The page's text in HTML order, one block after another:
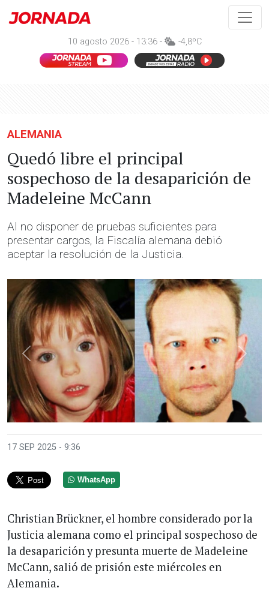
10 agosto 2026 - 13:36 - -4,8ºC
ALEMANIA
Quedó libre el principal
sospechoso de la desaparición de
Madeleine McCann
Al no disponer de pruebas suficientes para
presentar cargos, la Fiscalía alemana debió
aceptar la resolución de la Justicia.
Anterior
17 SEP 2025 - 9:36
WhatsApp
Christian Brückner, el hombre considerado por la
Justicia alemana como el principal sospechoso de
la desaparición y presunta muerte de Madeleine
McCann, salió de prisión este miércoles en
Alemania.